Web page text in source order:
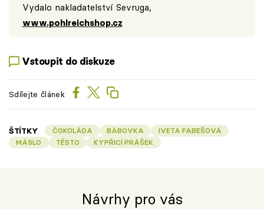
Vydalo nakladatelství Sevruga,
www.pohlreichshop.cz
Vstoupit do diskuze
Sdílejte článek
ŠTÍTKY ČOKOLÁDA BÁBOVKA
IVETA FABEŠOVÁ
MÁSLO
TĚSTO KYPŘICÍ PRÁŠEK
Návrhy pro vás